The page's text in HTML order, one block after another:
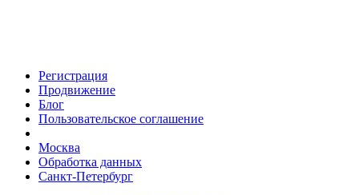
Регистрация
Продвижение
Блог
Пользовательское соглашение
Москва
Обработка данных
Санкт-Петербург